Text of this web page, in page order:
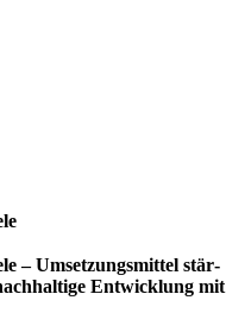
– Umset­zungs­mit­tel stär­
Ent­wick­lung mit